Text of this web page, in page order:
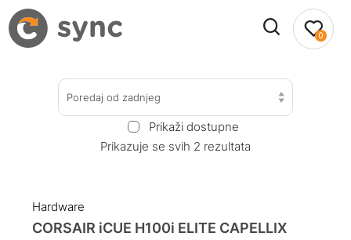
0
Poredaj od zadnjeg
Prikaži dostupne
Prikazuje se svih 2 rezultata
Hardware
CORSAIR iCUE H100i ELITE CAPELLIX